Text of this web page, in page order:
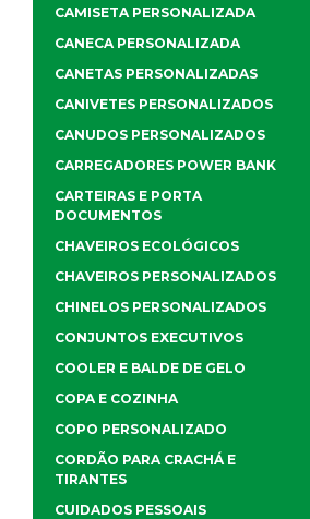
CAMISETA PERSONALIZADA
CANECA PERSONALIZADA
CANETAS PERSONALIZADAS
CANIVETES PERSONALIZADOS
CANUDOS PERSONALIZADOS
CARREGADORES POWER BANK
CARTEIRAS E PORTA
DOCUMENTOS
CHAVEIROS ECOLÓGICOS
CHAVEIROS PERSONALIZADOS
CHINELOS PERSONALIZADOS
CONJUNTOS EXECUTIVOS
COOLER E BALDE DE GELO
COPA E COZINHA
COPO PERSONALIZADO
CORDÃO PARA CRACHÁ E
TIRANTES
CUIDADOS PESSOAIS